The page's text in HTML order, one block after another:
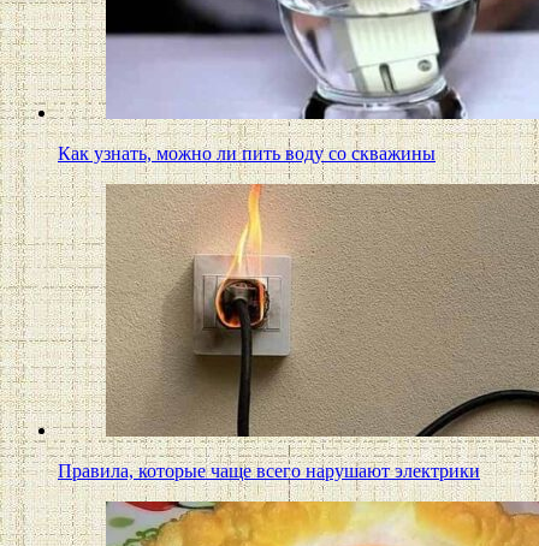
Как узнать, можно ли пить воду со скважины
Правила, которые чаще всего нарушают электрики